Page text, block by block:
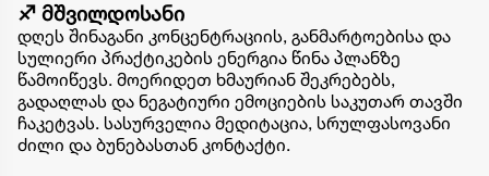
♐ მშვილდოსანი
დღეს შინაგანი კონცენტრაციის, განმარტოებისა და
სულიერი პრაქტიკების ენერგია წინა პლანზე
წამოიწევს. მოერიდეთ ხმაურიან შეკრებებს,
გადაღლას და ნეგატიური ემოციების საკუთარ თავში
ჩაკეტვას. სასურველია მედიტაცია, სრულფასოვანი
ძილი და ბუნებასთან კონტაქტი.